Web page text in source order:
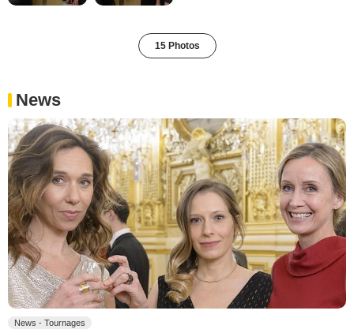
15 Photos
News
News - Tournages